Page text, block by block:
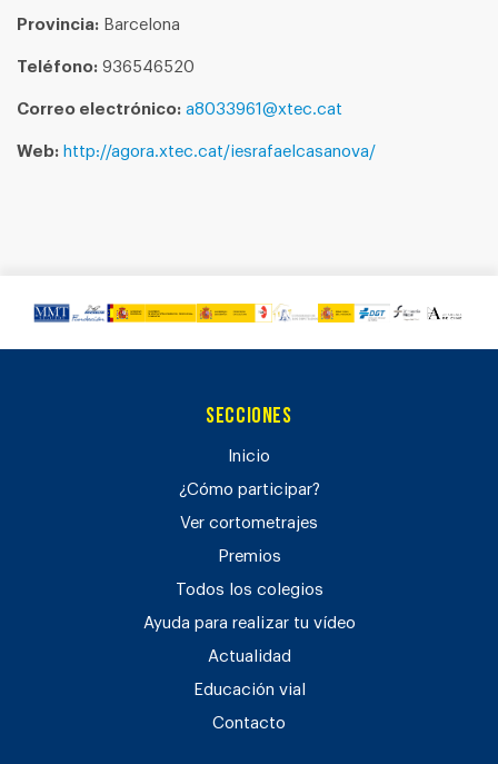
Provincia: Barcelona
Teléfono: 936546520
Correo electrónico: a8033961@xtec.cat
Web: http://agora.xtec.cat/iesrafaelcasanova/
Secciones
Inicio
¿Cómo participar?
Ver cortometrajes
Premios
Todos los colegios
Ayuda para realizar tu vídeo
Actualidad
Educación vial
Contacto